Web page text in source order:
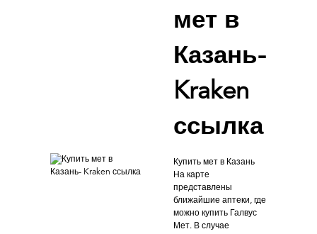
мет в
Казань-
Kraken
ссылка
Купить мет в Казань
На карте
представлены
ближайшие аптеки, где
можно купить Галвус
Мет. В случае